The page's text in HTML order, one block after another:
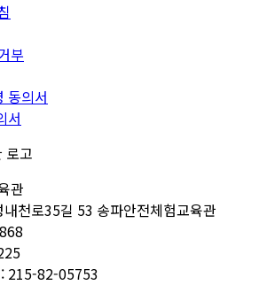
부
동의서
서
관
천로35길 53 송파안전체험교육관
215-82-05753